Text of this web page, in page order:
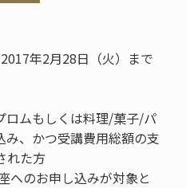
年2月28日（火）まで
ロムもしくは料理/菓子/パ
み、かつ受講費用総額の支
れた方
へのお申し込みが対象と